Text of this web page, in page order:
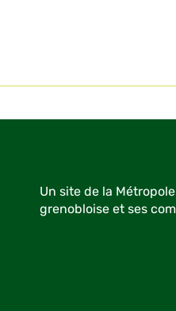
Un site de la Métropole
grenobloise et ses